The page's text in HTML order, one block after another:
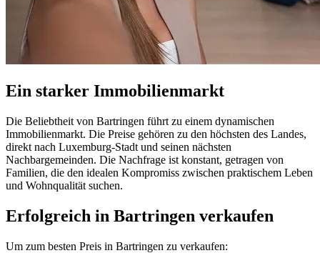
Ein starker Immobilienmarkt
Die Beliebtheit von Bartringen führt zu einem dynamischen
Immobilienmarkt. Die Preise gehören zu den höchsten des Landes,
direkt nach Luxemburg-Stadt und seinen nächsten
Nachbargemeinden. Die Nachfrage ist konstant, getragen von
Familien, die den idealen Kompromiss zwischen praktischem Leben
und Wohnqualität suchen.
Erfolgreich in Bartringen verkaufen
Um zum besten Preis in Bartringen zu verkaufen: